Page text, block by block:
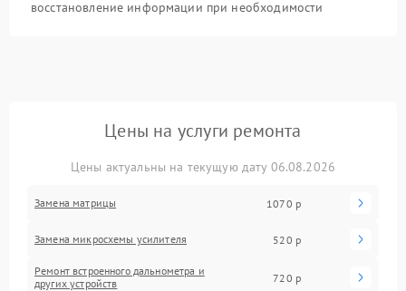
восстановление информации при необходимости
Цены на услуги ремонта
Цены актуальны на текущую дату 06.08.2026
Замена матрицы 1070 р
Замена микросхемы усилителя 520 р
Ремонт встроенного дальнометра и
других устройств
720 р